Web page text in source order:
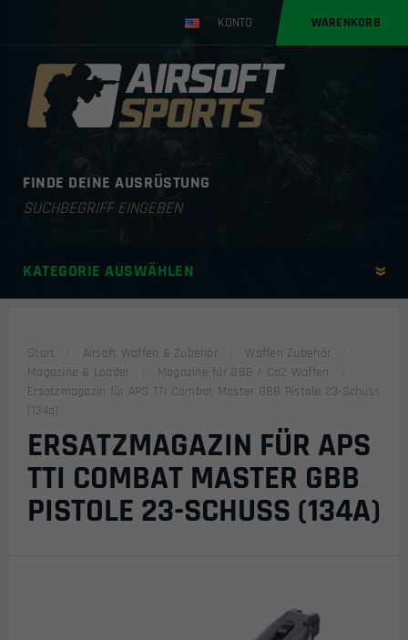
KONTO WARENKORB
FINDE DEINE AUSRÜSTUNG
Products
KATEGORIE AUSWÄHLEN
Start Airsoft Waffen & Zubehör
Waffen Zubehör
Magazine & Loader
Magazine für GBB / Co2 Waffen
Ersatzmagazin für APS TTI Combat Master GBB Pistole 23-Schuss
(134a)
ERSATZMAGAZIN FÜR APS
TTI COMBAT MASTER GBB
PISTOLE 23-SCHUSS (134A)